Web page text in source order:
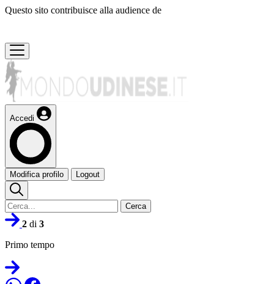
Questo sito contribuisce alla audience de
Accedi
Modifica profilo Logout
Cerca
2 di 3
Primo tempo